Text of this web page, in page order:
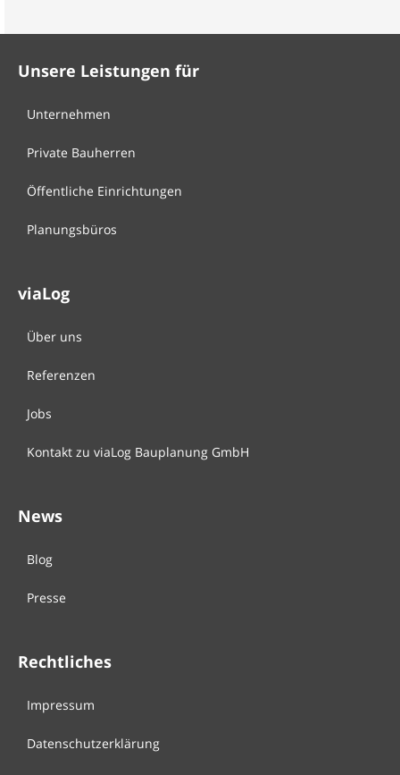
Unsere Leistungen für
Unternehmen
Private Bauherren
Öffentliche Einrichtungen
Planungsbüros
viaLog
Über uns
Referenzen
Jobs
Kontakt zu viaLog Bauplanung GmbH
News
Blog
Presse
Rechtliches
Impressum
Datenschutzerklärung